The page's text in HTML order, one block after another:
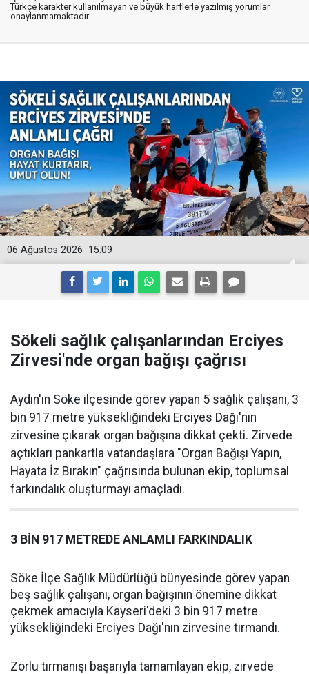
Türkçe karakter kullanılmayan ve büyük harflerle yazılmış yorumlar
onaylanmamaktadır.
15:09
06 Ağustos 2026
Sökeli sağlık çalışanlarından Erciyes
Zirvesi'nde organ bağışı çağrısı
Aydın'ın Söke ilçesinde görev yapan 5 sağlık çalışanı, 3
bin 917 metre yüksekliğindeki Erciyes Dağı'nın
zirvesine çıkarak organ bağışına dikkat çekti. Zirvede
açtıkları pankartla vatandaşlara "Organ Bağışı Yapın,
Hayata İz Bırakın" çağrısında bulunan ekip, toplumsal
farkındalık oluşturmayı amaçladı.
3 BİN 917 METREDE ANLAMLI FARKINDALIK
Söke İlçe Sağlık Müdürlüğü bünyesinde görev yapan
beş sağlık çalışanı, organ bağışının önemine dikkat
çekmek amacıyla Kayseri'deki 3 bin 917 metre
yüksekliğindeki Erciyes Dağı'nın zirvesine tırmandı.
Zorlu tırmanışı başarıyla tamamlayan ekip, zirvede